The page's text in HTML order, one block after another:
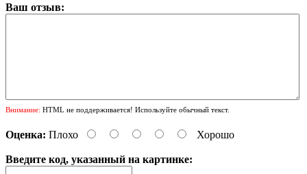
Ваш отзыв:
Внимание: HTML не поддерживается! Используйте обычный текст.
Оценка: Плохо Хорошо
Введите код, указанный на картинке: